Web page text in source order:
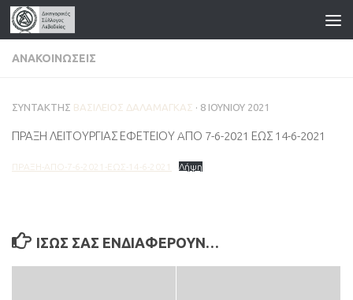
Skip to content
ΑΝΑΚΟΙΝΏΣΕΙΣ
ΣΥΝΤΆΚΤΗΣ ΒΑΣΊΛΕΙΟΣ ΔΑΛΑΜΆΓΚΑΣ · 8 ΙΟΥΝΊΟΥ 2021
ΠΡΑΞΗ ΛΕΙΤΟΥΡΓΙΑΣ ΕΦΕΤΕΙΟΥ AΠΟ 7-6-2021 ΕΩΣ 14-6-2021
ΠΡΑΞΗ-AΠΟ-7-6-2021-ΕΩΣ-14-6-2021 Λήψη
ΊΣΩΣ ΣΑΣ ΕΝΔΙΑΦΈΡΟΥΝ…